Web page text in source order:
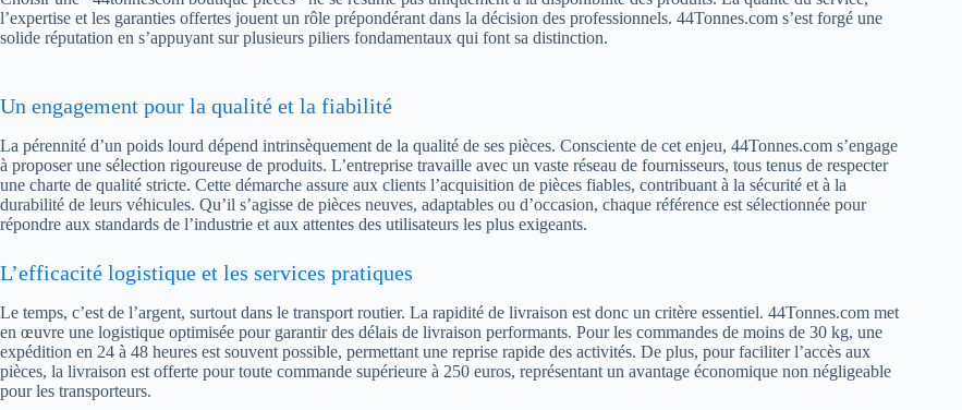
l’expertise et les garanties offertes jouent un rôle prépondérant dans la décision des professionnels. 44Tonnes.com s’est forgé une
solide réputation en s’appuyant sur plusieurs piliers fondamentaux qui font sa distinction.
Un engagement pour la qualité et la fiabilité
La pérennité d’un poids lourd dépend intrinsèquement de la qualité de ses pièces. Consciente de cet enjeu, 44Tonnes.com s’engage
à proposer une sélection rigoureuse de produits. L’entreprise travaille avec un vaste réseau de fournisseurs, tous tenus de respecter
une charte de qualité stricte. Cette démarche assure aux clients l’acquisition de pièces fiables, contribuant à la sécurité et à la
durabilité de leurs véhicules. Qu’il s’agisse de pièces neuves, adaptables ou d’occasion, chaque référence est sélectionnée pour
répondre aux standards de l’industrie et aux attentes des utilisateurs les plus exigeants.
L’efficacité logistique et les services pratiques
Le temps, c’est de l’argent, surtout dans le transport routier. La rapidité de livraison est donc un critère essentiel. 44Tonnes.com met
en œuvre une logistique optimisée pour garantir des délais de livraison performants. Pour les commandes de moins de 30 kg, une
expédition en 24 à 48 heures est souvent possible, permettant une reprise rapide des activités. De plus, pour faciliter l’accès aux
pièces, la livraison est offerte pour toute commande supérieure à 250 euros, représentant un avantage économique non négligeable
pour les transporteurs.